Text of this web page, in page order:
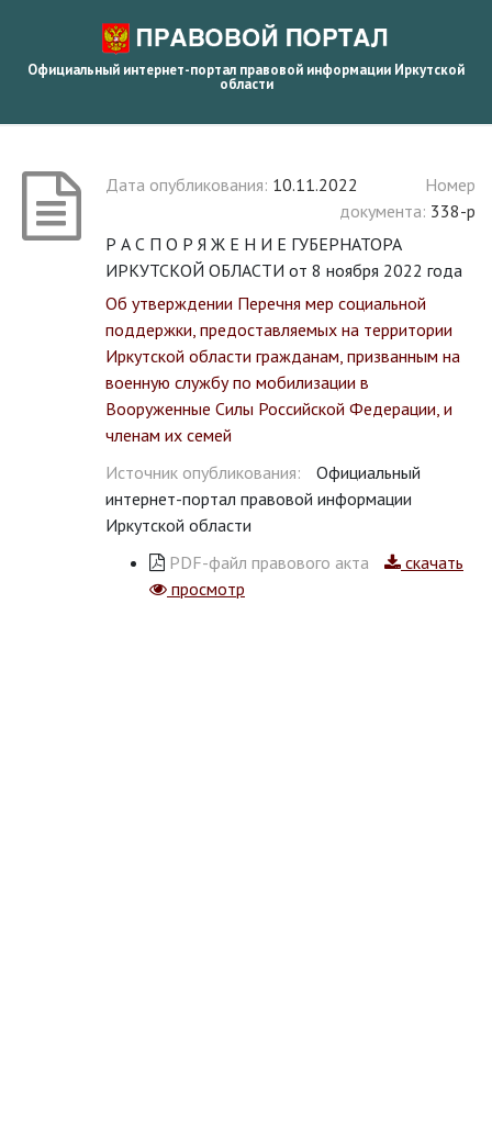
Официальный интернет-портал правовой информации Иркутской
области
Дата опубликования: 10.11.2022
Номер
документа: 338-р
Р А С П О Р Я Ж Е Н И Е ГУБЕРНАТОРА
ИРКУТСКОЙ ОБЛАСТИ от 8 ноября 2022 года
Об утверждении Перечня мер социальной
поддержки, предоставляемых на территории
Иркутской области гражданам, призванным на
военную службу по мобилизации в
Вооруженные Силы Российской Федерации, и
членам их семей
Источник опубликования:
Официальный
интернет-портал правовой информации
Иркутской области
PDF-файл правового акта
скачать
просмотр